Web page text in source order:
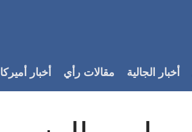
أخبار الجالية مقالات رأي أخبار أميركا